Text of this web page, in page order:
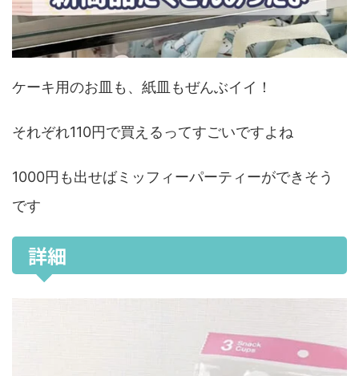
ケーキ用のお皿も、紙皿もぜんぶイイ！
それぞれ110円で買えるってすごいですよね
1000円も出せばミッフィーパーティーができそう
です
詳細